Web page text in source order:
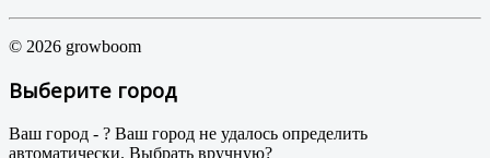
© 2026 growboom
Выберите город
Ваш город - ? Ваш город не удалось определить
автоматически. Выбрать вручную?